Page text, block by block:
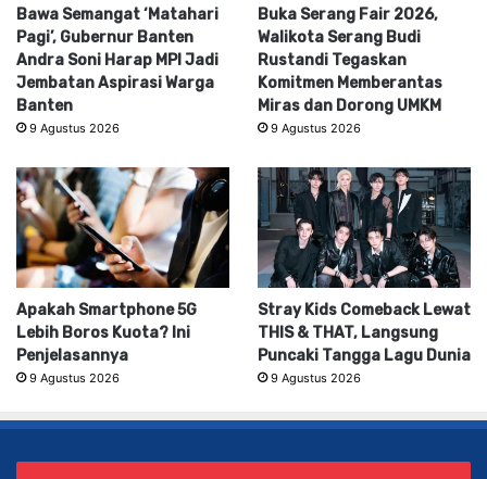
Bawa Semangat ‘Matahari
Pagi’, Gubernur Banten
Andra Soni Harap MPI Jadi
Jembatan Aspirasi Warga
Banten
9 Agustus 2026
Buka Serang Fair 2026,
Walikota Serang Budi
Rustandi Tegaskan
Komitmen Memberantas
Miras dan Dorong UMKM
9 Agustus 2026
Apakah Smartphone 5G
Lebih Boros Kuota? Ini
Penjelasannya
9 Agustus 2026
Stray Kids Comeback Lewat
THIS & THAT, Langsung
Puncaki Tangga Lagu Dunia
9 Agustus 2026